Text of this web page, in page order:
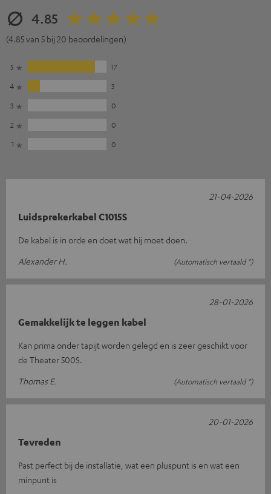
4.85
(4.85 van 5 bij 20 beoordelingen)
5
17
4
3
3
0
2
0
1
0
Luidsprekerkabel C1015S
De kabel is in orde en doet wat hij moet doen.
Alexander H.
(Automatisch vertaald *)
21-04-2026
Gemakkelijk te leggen kabel
Kan prima onder tapijt worden gelegd en is zeer geschikt voor
de Theater 500S.
Thomas E.
(Automatisch vertaald *)
28-01-2026
Tevreden
Past perfect bij de installatie, wat een pluspunt is en wat een
minpunt is
20-01-2026